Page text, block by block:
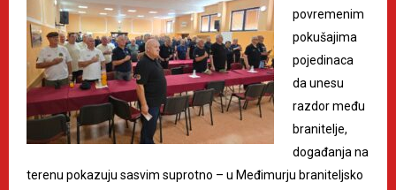
povremenim
pokušajima
pojedinaca
da unesu
razdor među
branitelje,
događanja na
terenu pokazuju sasvim suprotno – u Međimurju braniteljsko